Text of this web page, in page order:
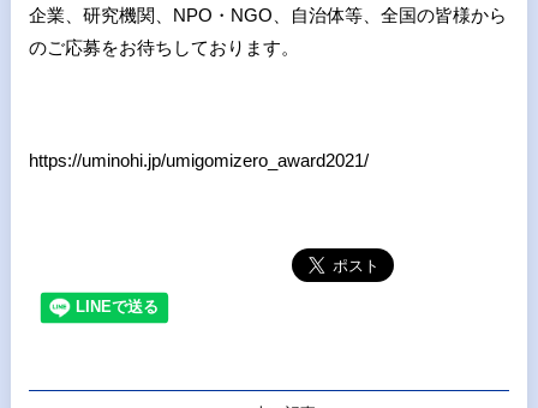
企業、研究機関、NPO・NGO、自治体等、全国の皆様から
のご応募をお待ちしております。
https://uminohi.jp/umigomizero_award2021/